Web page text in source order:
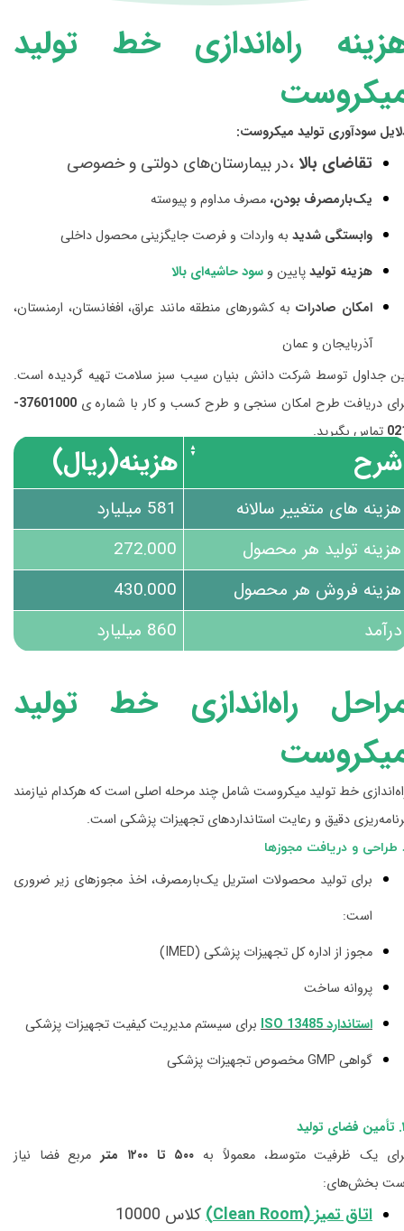
راه‌اندازی خط تولید
سودآوری تولید میکروست:
تقاضای بالا،در بیمارستان‌های دولتی و خصوصی
یک‌بارمصرف بودن، مصرف مداوم و پیوسته
وابستگی شدید به واردات و فرصت جایگزینی محصول داخلی
هزینه تولیدپایین و سود حاشیه‌ای بالا
امکان صادرات به کشورهای منطقه مانند عراق، افغانستان، ارمنستان،
آذربایجان و عمان
جداول توسط شرکت دانش بنیان سیب سبز سلامت تهیه گردیده است.
دریافت طرح امکان سنجی و طرح کسب و کار با شماره ی
37601000-
تماس بگیرید.
شرح هزینه(ریال)
هزینه های متغییر سالانه
581 میلیارد
هزینه تولید هر محصول
272.000
هزینه فروش هر محصول
430.000
درآمد
860 میلیارد
راه‌اندازی خط تولید
خط تولید میکروست شامل چند مرحله اصلی است که هرکدام نیازمند
دقیق و رعایت استانداردهای تجهیزات پزشکی است.
برای تولید محصولات استریل یک‌بارمصرف، اخذ مجوزهای زیر ضروری
است:
مجوز از اداره کل تجهیزات پزشکی (IMED)
پروانه ساخت
استاندارد ISO 13485
برای سیستم مدیریت کیفیت تجهیزات پزشکی
گواهی GMP مخصوص تجهیزات پزشکی
یک ظرفیت متوسط، معمولاً به ۵۰۰ تا ۱۲۰۰ متر
مربع فضا نیاز
بخش‌های:
اتاق تمیز (Clean Room) کلاس 10000